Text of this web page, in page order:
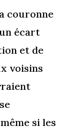
couronne
écart
et de
voisins
si les